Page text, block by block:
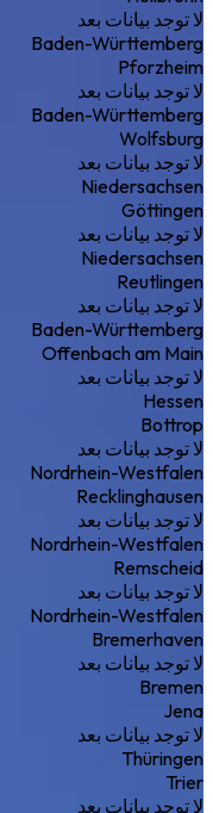
لا توجد بيانات بعد
Baden-Württemberg
Pforzheim
لا توجد بيانات بعد
Baden-Württemberg
Wolfsburg
لا توجد بيانات بعد
Niedersachsen
Göttingen
لا توجد بيانات بعد
Niedersachsen
Reutlingen
لا توجد بيانات بعد
Baden-Württemberg
Offenbach am Main
لا توجد بيانات بعد
Hessen
Bottrop
لا توجد بيانات بعد
Nordrhein-Westfalen
Recklinghausen
لا توجد بيانات بعد
Nordrhein-Westfalen
Remscheid
لا توجد بيانات بعد
Nordrhein-Westfalen
Bremerhaven
لا توجد بيانات بعد
Bremen
Jena
لا توجد بيانات بعد
Thüringen
Trier
لا توجد بيانات بعد